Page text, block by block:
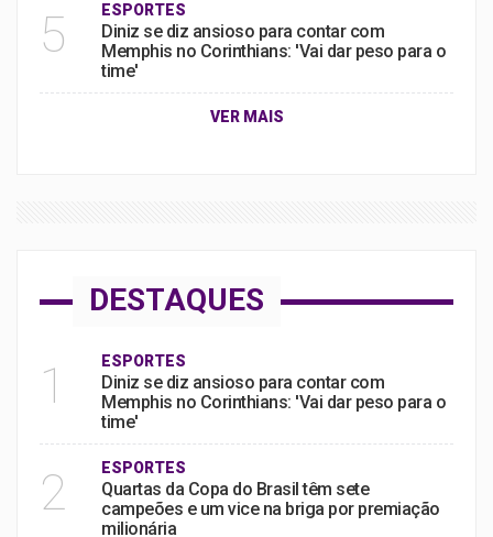
5 ESPORTES
Diniz se diz ansioso para contar com
Memphis no Corinthians: 'Vai dar peso para o
time'
VER MAIS
DESTAQUES
1 ESPORTES
Diniz se diz ansioso para contar com
Memphis no Corinthians: 'Vai dar peso para o
time'
2 ESPORTES
Quartas da Copa do Brasil têm sete
campeões e um vice na briga por premiação
milionária